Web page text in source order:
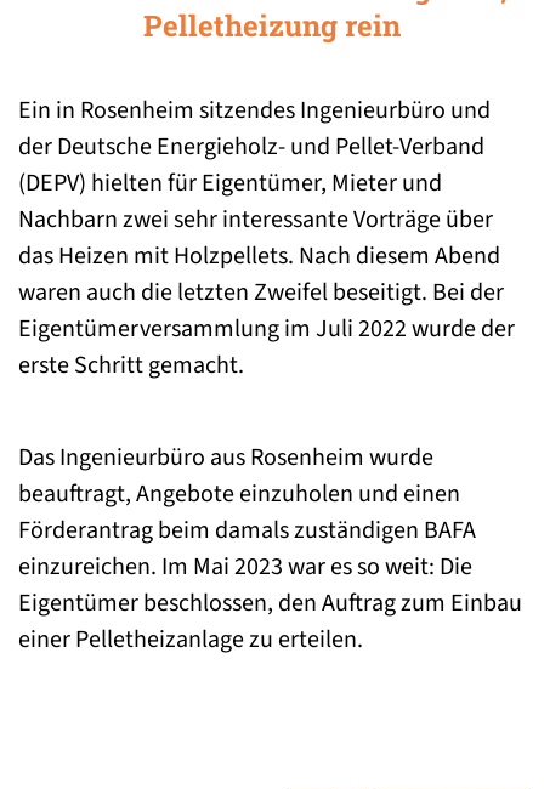
Pelletheizung rein
Ein in Rosenheim sitzendes Ingenieurbüro und
der Deutsche Energieholz- und Pellet-Verband
(DEPV) hielten für Eigentümer, Mieter und
Nachbarn zwei sehr interessante Vorträge über
das Heizen mit Holzpellets. Nach diesem Abend
waren auch die letzten Zweifel beseitigt. Bei der
Eigentümerversammlung im Juli 2022 wurde der
erste Schritt gemacht.
Das Ingenieurbüro aus Rosenheim wurde
beauftragt, Angebote einzuholen und einen
Förderantrag beim damals zuständigen BAFA
einzureichen. Im Mai 2023 war es so weit: Die
Eigentümer beschlossen, den Auftrag zum Einbau
einer Pelletheizanlage zu erteilen.